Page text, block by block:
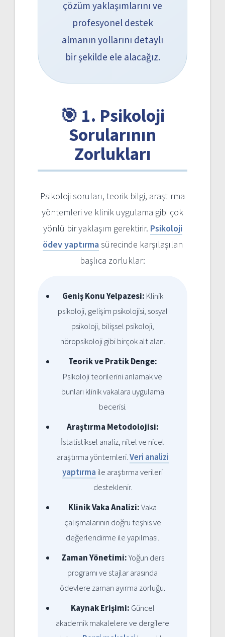
çözüm yaklaşımlarını ve
profesyonel destek
almanın yollarını detaylı
bir şekilde ele alacağız.
🎯 1. Psikoloji
Sorularının
Zorlukları
Psikoloji soruları, teorik bilgi, araştırma
yöntemleri ve klinik uygulama gibi çok
yönlü bir yaklaşım gerektirir. Psikoloji
ödev yaptırma sürecinde karşılaşılan
başlıca zorluklar:
Geniş Konu Yelpazesi: Klinik
psikoloji, gelişim psikolojisi, sosyal
psikoloji, bilişsel psikoloji,
nöropsikoloji gibi birçok alt alan.
Teorik ve Pratik Denge:
Psikoloji teorilerini anlamak ve
bunları klinik vakalara uygulama
becerisi.
Araştırma Metodolojisi:
İstatistiksel analiz, nitel ve nicel
araştırma yöntemleri.Veri analizi
yaptırma ile araştırma verileri
desteklenir.
Klinik Vaka Analizi:Vaka
çalışmalarının doğru teşhis ve
değerlendirme ile yapılması.
Zaman Yönetimi:Yoğun ders
programı ve stajlar arasında
ödevlere zaman ayırma zorluğu.
Kaynak Erişimi: Güncel
akademik makalelere ve dergilere